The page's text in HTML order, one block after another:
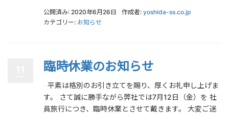
公開済み: 2020年6月26日 作成者: yoshida-ss.co.jp
カテゴリー: お知らせ
臨時休業のお知らせ
平素は格別のお引き立てを賜り、厚くお礼申し上げま
す。 さて誠に勝手ながら弊社では7月12日（金）を 社
員旅行につき、臨時休業とさせて戴きます。 大変ご迷